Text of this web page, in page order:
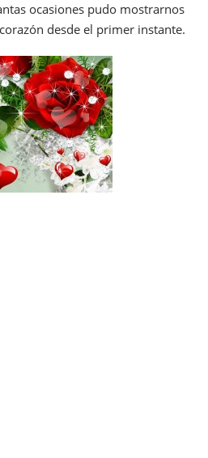
ocasiones pudo mostrarnos
desde el primer instante.